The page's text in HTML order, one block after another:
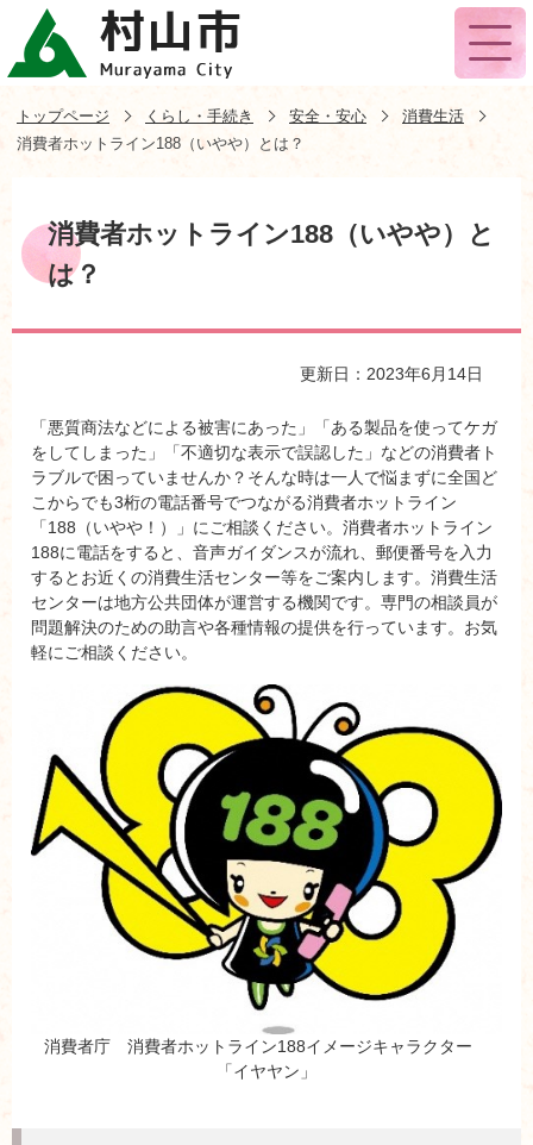
トップページ くらし・手続き 安全・安心
消費生活
消費者ホットライン188（いやや）とは？
消費者ホットライン188（いやや）と
は？
更新日：2023年6月14日
「悪質商法などによる被害にあった」「ある製品を使ってケガ
をしてしまった」「不適切な表示で誤認した」などの消費者ト
ラブルで困っていませんか？そんな時は一人で悩まずに全国ど
こからでも3桁の電話番号でつながる消費者ホットライン
「188（いやや！）」にご相談ください。消費者ホットライン
188に電話をすると、音声ガイダンスが流れ、郵便番号を入力
するとお近くの消費生活センター等をご案内します。消費生活
センターは地方公共団体が運営する機関です。専門の相談員が
問題解決のための助言や各種情報の提供を行っています。お気
軽にご相談ください。
消費者庁 消費者ホットライン188イメージキャラクター
「イヤヤン」